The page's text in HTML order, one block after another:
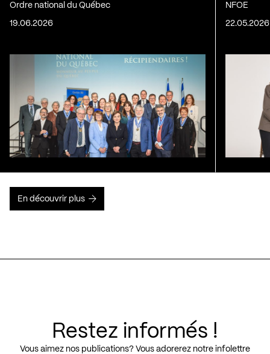
Ordre national du Québec
19.06.2026
NFOE
22.05.2026
En découvrir plus
Restez informés !
Vous aimez nos publications? Vous adorerez notre infolettre